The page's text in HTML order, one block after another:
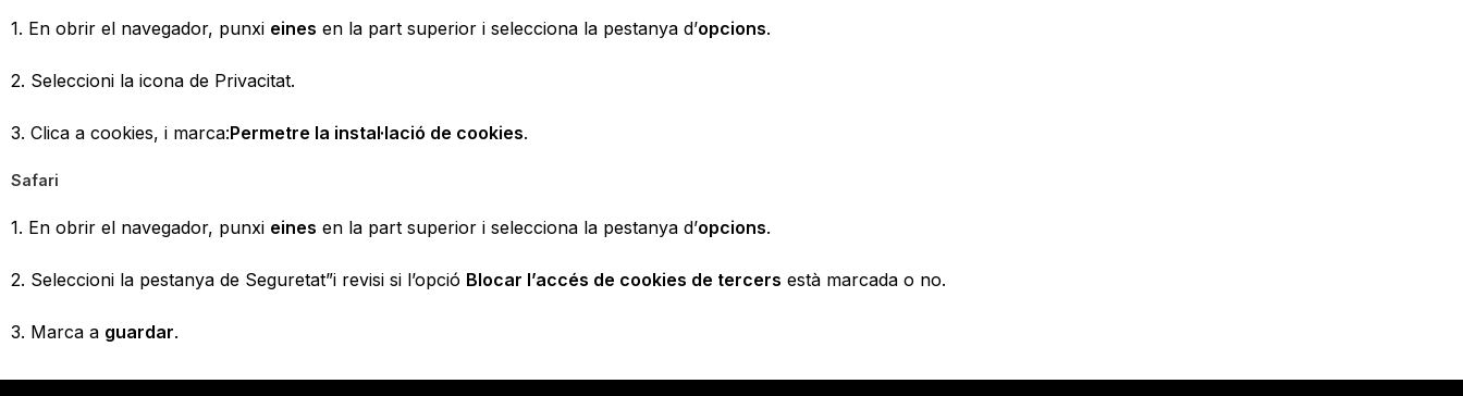
1. En obrir el navegador, punxi eines en la part superior i selecciona la pestanya d’opcions.
2. Seleccioni la icona de Privacitat.
3. Clica a cookies, i marca:Permetre la instal·lació de cookies.
Safari
1. En obrir el navegador, punxi eines en la part superior i selecciona la pestanya d’opcions.
2. Seleccioni la pestanya de Seguretat”i revisi si l’opció Blocar l’accés de cookies de tercers està marcada o no.
3. Marca a guardar.